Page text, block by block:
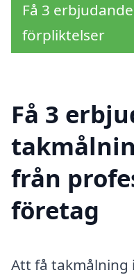
Få 3
förpliktelser
Få 3
från
företag
Att få takmålning